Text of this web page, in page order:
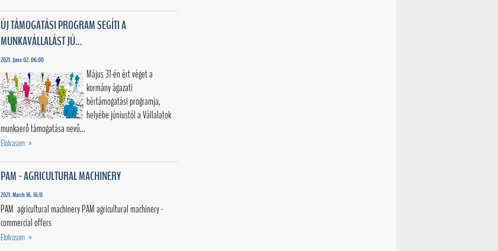
ÚJ TÁMOGATÁSI PROGRAM SEGÍTI A
MUNKAVÁLLALÁST JÚ...
2021. June 02. 06:00
Május 31-én ért véget a
kormány ágazati
bértámogatási programja,
helyébe júniustól a Vállalatok
munkaerő támogatása nevű...
Elolvasom »
PAM - AGRICULTURAL MACHINERY
2021. March 16. 16:11
PAM agricultural machinery PAM agricultural machinery -
commercial offers
Elolvasom »